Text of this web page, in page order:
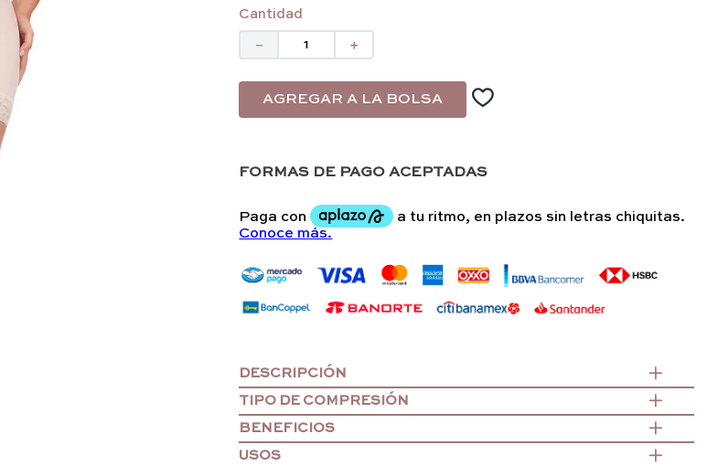
Cantidad
＋
－
AGREGAR A LA BOLSA
FORMAS DE PAGO ACEPTADAS
DESCRIPCIÓN
TIPO DE COMPRESIÓN
BENEFICIOS
USOS